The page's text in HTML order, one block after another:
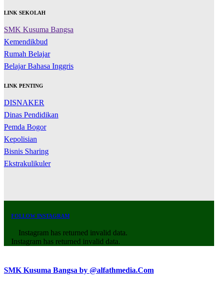
LINK SEKOLAH
SMK Kusuma Bangsa
Kemendikbud
Rumah Belajar
Belajar Bahasa Inggris
LINK PENTING
DISNAKER
Dinas Pendidikan
Pemda Bogor
Kepolisian
Bisnis Sharing
Ekstrakulikuler
FOLLOW INSTAGRAM
Instagram has returned invalid data.
Instagram has returned invalid data.
SMK Kusuma Bangsa by @alfathmedia.Com